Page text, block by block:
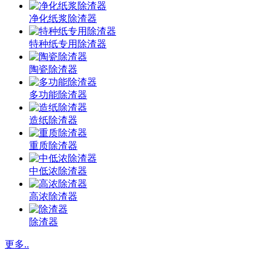
净化纸浆除渣器
特种纸专用除渣器
陶瓷除渣器
多功能除渣器
造纸除渣器
重质除渣器
中低浓除渣器
高浓除渣器
除渣器
更多..